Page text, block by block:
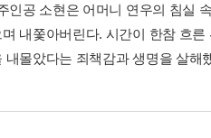
인공 소현은 어머니 연우의 침실
내쫓아버린다. 시간이 한참 흐
내몰았다는 죄책감과 생명을 살해